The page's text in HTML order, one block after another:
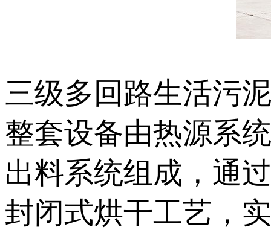
三级多回路生活污
整套设备由热源系
出料系统组成，通
封闭式烘干工艺，